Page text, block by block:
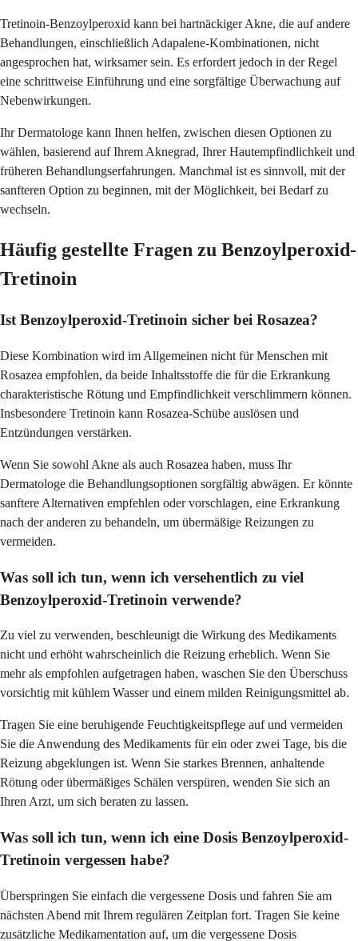
Tretinoin-Benzoylperoxid kann bei hartnäckiger Akne, die auf andere
Behandlungen, einschließlich Adapalene-Kombinationen, nicht
angesprochen hat, wirksamer sein. Es erfordert jedoch in der Regel
eine schrittweise Einführung und eine sorgfältige Überwachung auf
Nebenwirkungen.
Ihr Dermatologe kann Ihnen helfen, zwischen diesen Optionen zu
wählen, basierend auf Ihrem Aknegrad, Ihrer Hautempfindlichkeit und
früheren Behandlungserfahrungen. Manchmal ist es sinnvoll, mit der
sanfteren Option zu beginnen, mit der Möglichkeit, bei Bedarf zu
wechseln.
Häufig gestellte Fragen zu Benzoylperoxid-
Tretinoin
Ist Benzoylperoxid-Tretinoin sicher bei Rosazea?
Diese Kombination wird im Allgemeinen nicht für Menschen mit
Rosazea empfohlen, da beide Inhaltsstoffe die für die Erkrankung
charakteristische Rötung und Empfindlichkeit verschlimmern können.
Insbesondere Tretinoin kann Rosazea-Schübe auslösen und
Entzündungen verstärken.
Wenn Sie sowohl Akne als auch Rosazea haben, muss Ihr
Dermatologe die Behandlungsoptionen sorgfältig abwägen. Er könnte
sanftere Alternativen empfehlen oder vorschlagen, eine Erkrankung
nach der anderen zu behandeln, um übermäßige Reizungen zu
vermeiden.
Was soll ich tun, wenn ich versehentlich zu viel
Benzoylperoxid-Tretinoin verwende?
Zu viel zu verwenden, beschleunigt die Wirkung des Medikaments
nicht und erhöht wahrscheinlich die Reizung erheblich. Wenn Sie
mehr als empfohlen aufgetragen haben, waschen Sie den Überschuss
vorsichtig mit kühlem Wasser und einem milden Reinigungsmittel ab.
Tragen Sie eine beruhigende Feuchtigkeitspflege auf und vermeiden
Sie die Anwendung des Medikaments für ein oder zwei Tage, bis die
Reizung abgeklungen ist. Wenn Sie starkes Brennen, anhaltende
Rötung oder übermäßiges Schälen verspüren, wenden Sie sich an
Ihren Arzt, um sich beraten zu lassen.
Was soll ich tun, wenn ich eine Dosis Benzoylperoxid-
Tretinoin vergessen habe?
Überspringen Sie einfach die vergessene Dosis und fahren Sie am
nächsten Abend mit Ihrem regulären Zeitplan fort. Tragen Sie keine
zusätzliche Medikamentation auf, um die vergessene Dosis